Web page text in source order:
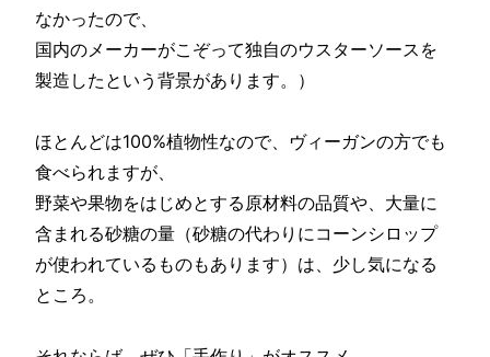
なかったので、
国内のメーカーがこぞって独自のウスターソースを
製造したという背景があります。）
ほとんどは100%植物性なので、ヴィーガンの方でも
食べられますが、
野菜や果物をはじめとする原材料の品質や、大量に
含まれる砂糖の量（砂糖の代わりにコーンシロップ
が使われているものもあります）は、少し気になる
ところ。